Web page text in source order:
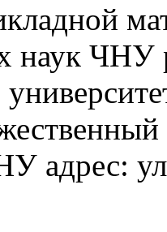
наук ЧНУ
адрес: